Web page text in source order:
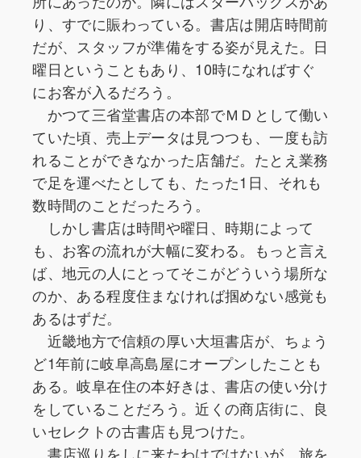
り、すでに賑わっている。書店は開店時間前
だが、スタッフが準備をする姿が見えた。日
曜日ということもあり、10時になればすぐ
にお客が入るだろう。
かつて三省堂書店の本部でＭＤとして働い
ていた頃、売上データは見つつも、一度も訪
れることができなかった店舗だ。たとえ業務
で足を運べたとしても、たった1日、それも
数時間のことだったろう。
しかし書店は時間や曜日、時期によって
も、お客の流れが大幅に変わる。もっと言え
ば、地元の人にとってそこがどういう場所な
のか、ある程度住まなければ掴めない感覚も
あるはずだ。
近畿地方で信頼の厚い大垣書店が、ちょう
ど1年前に岐阜高島屋にオープンしたことも
ある。岐阜在住の本好きは、書店の使い分け
をしていることだろう。近くの商店街に、良
いセレクトの古書店も見つけた。
書店巡りをしに来たわけではないが、旅を